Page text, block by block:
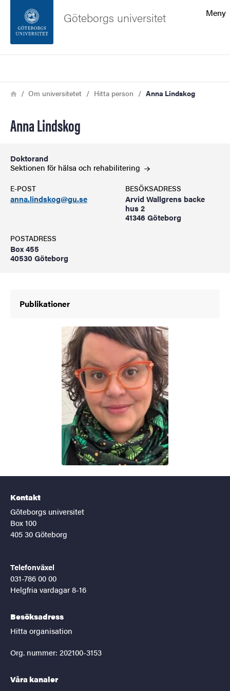
Sidfoten
Meny
Göteborgs universitet
Länkstig
HemOm universitetet Hitta person Anna Lindskog
Anna Lindskog
Doktorand
Sektionen för hälsa och rehabilitering
E-POST
anna.lindskog@gu.se
BESÖKSADRESS
Arvid Wallgrens backe
hus 2
41346 Göteborg
POSTADRESS
Box 455
40530 Göteborg
Publikationer
Kontakt
Göteborgs universitet
Box 100
405 30 Göteborg
Telefonväxel
031-786 00 00
Helgfria vardagar 8-16
Besöksadress
Hitta organisation
Org. nummer: 202100-3153
Våra kanaler